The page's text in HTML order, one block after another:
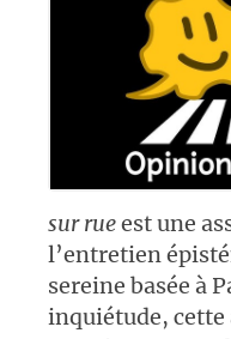
sur rueest une
l’entretien
sereine basée à
inquiétude, cette